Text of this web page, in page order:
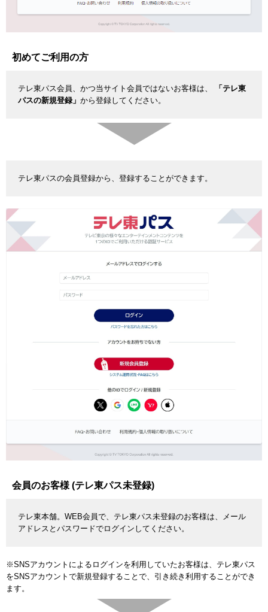
初めてご利用の方
テレ東パス会員、かつ当サイト会員ではないお客様は、
「テレ東
パスの新規登録」 から登録してください。
テレ東パスの会員登録から、登録することができます。
会員のお客様 (テレ東パス未登録)
テレ東本舗。WEB会員で、テレ東パス未登録のお客様は、メール
アドレスとパスワードでログインしてください。
※SNSアカウントによるログインを利用していたお客様は、テレ東パス
をSNSアカウントで新規登録することで、引き続き利用することができ
ます。